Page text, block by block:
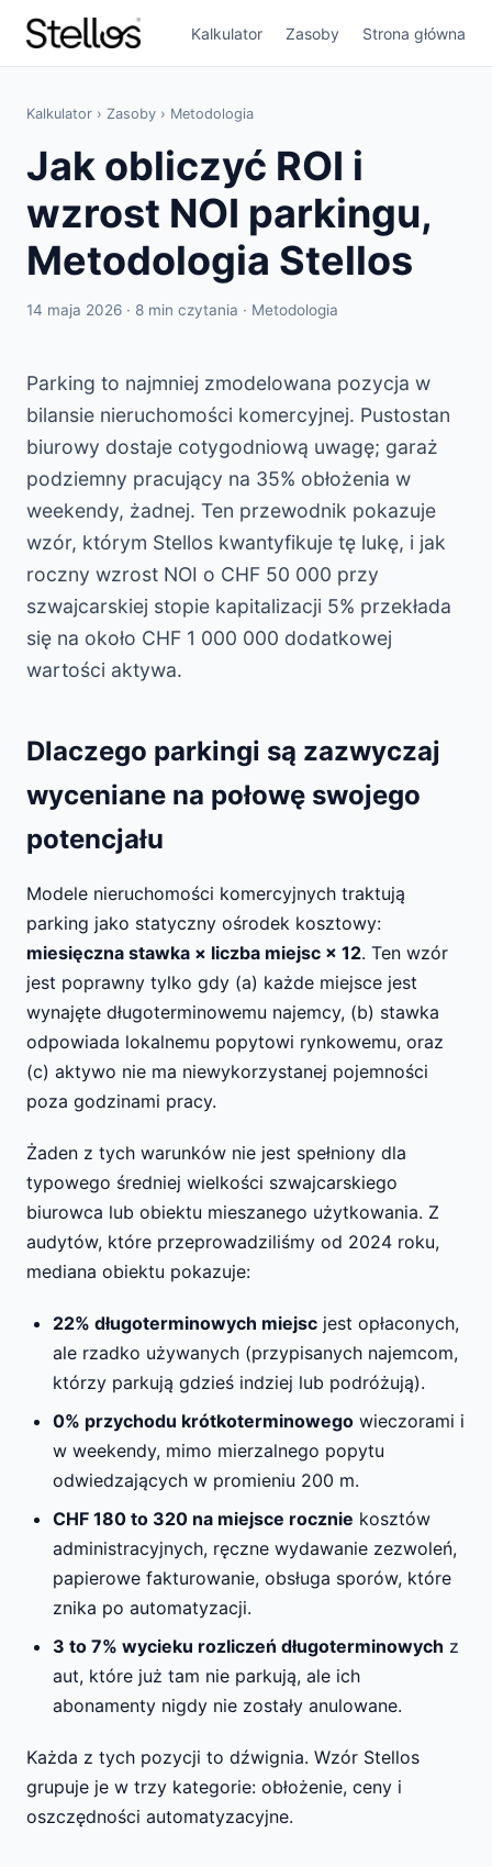
Kalkulator Zasoby Strona główna
Kalkulator › Zasoby › Metodologia
Jak obliczyć ROI i
wzrost NOI parkingu,
Metodologia Stellos
14 maja 2026 · 8 min czytania · Metodologia
Parking to najmniej zmodelowana pozycja w
bilansie nieruchomości komercyjnej. Pustostan
biurowy dostaje cotygodniową uwagę; garaż
podziemny pracujący na 35% obłożenia w
weekendy, żadnej. Ten przewodnik pokazuje
wzór, którym Stellos kwantyfikuje tę lukę, i jak
roczny wzrost NOI o CHF 50 000 przy
szwajcarskiej stopie kapitalizacji 5% przekłada
się na około CHF 1 000 000 dodatkowej
wartości aktywa.
Dlaczego parkingi są zazwyczaj
wyceniane na połowę swojego
potencjału
Modele nieruchomości komercyjnych traktują
parking jako statyczny ośrodek kosztowy:
miesięczna stawka × liczba miejsc × 12. Ten wzór
jest poprawny tylko gdy (a) każde miejsce jest
wynajęte długoterminowemu najemcy, (b) stawka
odpowiada lokalnemu popytowi rynkowemu, oraz
(c) aktywo nie ma niewykorzystanej pojemności
poza godzinami pracy.
Żaden z tych warunków nie jest spełniony dla
typowego średniej wielkości szwajcarskiego
biurowca lub obiektu mieszanego użytkowania. Z
audytów, które przeprowadziliśmy od 2024 roku,
mediana obiektu pokazuje:
22% długoterminowych miejsc jest opłaconych,
ale rzadko używanych (przypisanych najemcom,
którzy parkują gdzieś indziej lub podróżują).
0% przychodu krótkoterminowego wieczorami i
w weekendy, mimo mierzalnego popytu
odwiedzających w promieniu 200 m.
CHF 180 to 320 na miejsce rocznie kosztów
administracyjnych, ręczne wydawanie zezwoleń,
papierowe fakturowanie, obsługa sporów, które
znika po automatyzacji.
3 to 7% wycieku rozliczeń długoterminowych z
aut, które już tam nie parkują, ale ich
abonamenty nigdy nie zostały anulowane.
Każda z tych pozycji to dźwignia. Wzór Stellos
grupuje je w trzy kategorie: obłożenie, ceny i
oszczędności automatyzacyjne.